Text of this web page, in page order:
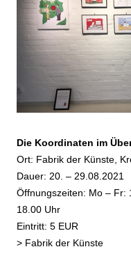
Die Koordinaten im
Ort: Fabrik der Künste,
Dauer: 20. – 29.08.2021
Öffnungszeiten: Mo – Fr:
18.00 Uhr
Eintritt: 5 EUR
> Fabrik der Künste